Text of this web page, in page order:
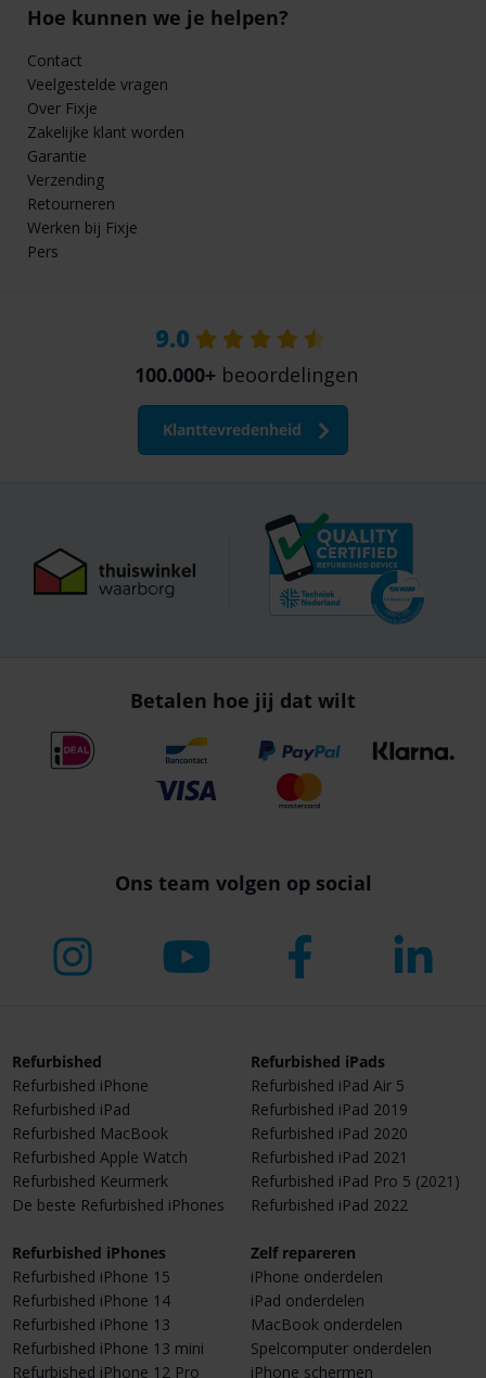
Hoe kunnen we je helpen?
Contact
Veelgestelde vragen
Over Fixje
Zakelijke klant worden
Garantie
Verzending
Retourneren
Werken bij Fixje
Pers
9.0
100.000+ beoordelingen
Klanttevredenheid
Betalen hoe jij dat wilt
Ons team volgen op social
Refurbished
Refurbished iPhone
Refurbished iPad
Refurbished MacBook
Refurbished Apple Watch
Refurbished Keurmerk
De beste Refurbished iPhones
Refurbished iPhones
Refurbished iPhone 15
Refurbished iPhone 14
Refurbished iPhone 13
Refurbished iPhone 13 mini
Refurbished iPhone 12 Pro
Refurbished iPads
Refurbished iPad Air 5
Refurbished iPad 2019
Refurbished iPad 2020
Refurbished iPad 2021
Refurbished iPad Pro 5 (2021)
Refurbished iPad 2022
Zelf repareren
iPhone onderdelen
iPad onderdelen
MacBook onderdelen
Spelcomputer onderdelen
iPhone schermen